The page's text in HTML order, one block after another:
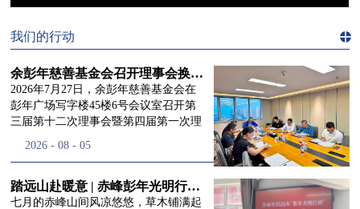
我们的行动
余彭年慈善基金会召开理事会换届会议
2026年7月27日，余彭年慈善基金会在
彭年广场写字楼45楼6号会议室召开第
三届第十二次理事会暨第四届第一次理
徐滨先生；副理事长兼秘书长彭志兵先
生、李玲辉先生、郭启兴先生及梅鑫先
生，现场列席人员:监事孙海跃先生，联
2026 - 08 - 05
踏远山赴暖意 | 赤峰彭年光明行动启程，入户回访接住乡亲眼底的光亮
七月的赤峰山间风凉悠悠，草木铺满起
们的行
动